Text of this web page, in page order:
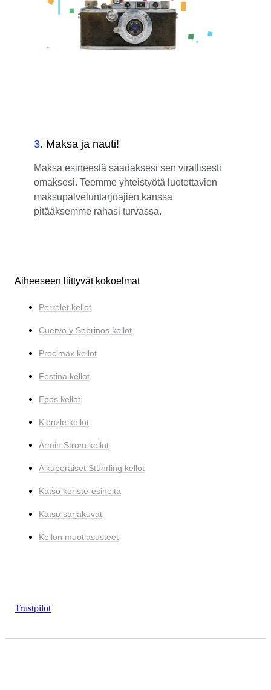
3. Maksa ja nauti!
Maksa esineestä saadaksesi sen virallisesti
omaksesi. Teemme yhteistyötä luotettavien
maksupalveluntarjoajien kanssa
pitääksemme rahasi turvassa.
Aiheeseen liittyvät kokoelmat
Perrelet kellot
Cuervo y Sobrinos kellot
Precimax kellot
Festina kellot
Epos kellot
Kienzle kellot
Armin Strom kellot
Alkuperäiset Stührling kellot
Katso koriste-esineitä
Katso sarjakuvat
Kellon muotiasusteet
Trustpilot